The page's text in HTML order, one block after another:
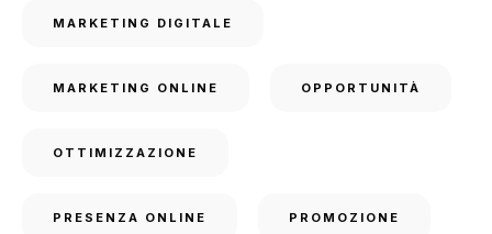
MARKETING DIGITALE
MARKETING ONLINE OPPORTUNITÀ
OTTIMIZZAZIONE
PRESENZA ONLINE PROMOZIONE